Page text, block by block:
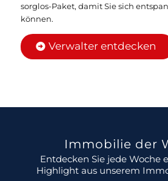
sorglos-Paket, damit Sie sich
können.
Verwalter entdecken
Immobilie der
Entdecken Sie jede Woche
Highlight aus unserem